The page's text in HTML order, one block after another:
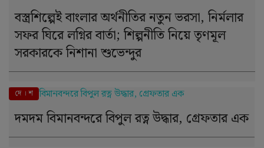
বস্ত্রশিল্পেই বাংলার অর্থনীতির নতুন ভরসা, নির্মলার
সফর ঘিরে লগ্নির বার্তা; শিল্পনীতি নিয়ে তৃণমূল
সরকারকে নিশানা শুভেন্দুর
দে । শ
দমদম বিমানবন্দরে বিপুল রত্ন উদ্ধার, গ্রেফতার এক